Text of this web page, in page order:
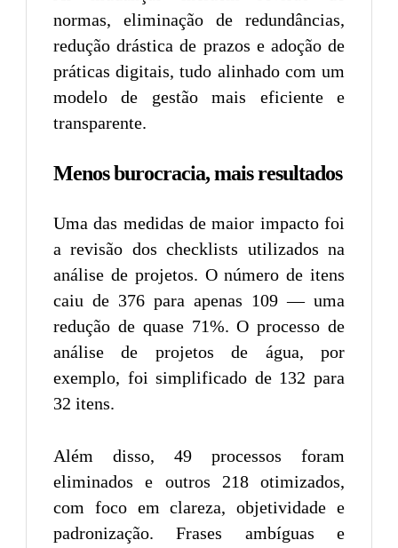
normas, eliminação de redundâncias,
redução drástica de prazos e adoção de
práticas digitais, tudo alinhado com um
modelo de gestão mais eficiente e
transparente.
Menos burocracia, mais resultados
Uma das medidas de maior impacto foi
a revisão dos checklists utilizados na
análise de projetos. O número de itens
caiu de 376 para apenas 109 — uma
redução de quase 71%. O processo de
análise de projetos de água, por
exemplo, foi simplificado de 132 para
32 itens.
Além disso, 49 processos foram
eliminados e outros 218 otimizados,
com foco em clareza, objetividade e
padronização. Frases ambíguas e